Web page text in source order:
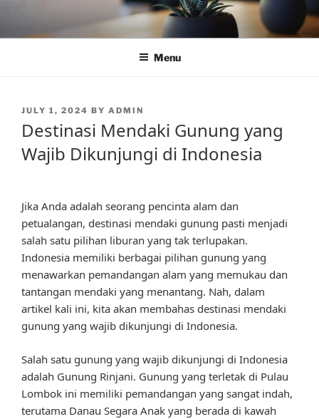
content
Menu
POSTED
JULY 1, 2024 BY ADMIN
Destinasi Mendaki Gunung yang
Wajib Dikunjungi di Indonesia
Jika Anda adalah seorang pencinta alam dan
petualangan, destinasi mendaki gunung pasti menjadi
salah satu pilihan liburan yang tak terlupakan.
Indonesia memiliki berbagai pilihan gunung yang
menawarkan pemandangan alam yang memukau dan
tantangan mendaki yang menantang. Nah, dalam
artikel kali ini, kita akan membahas destinasi mendaki
gunung yang wajib dikunjungi di Indonesia.
Salah satu gunung yang wajib dikunjungi di Indonesia
adalah Gunung Rinjani. Gunung yang terletak di Pulau
Lombok ini memiliki pemandangan yang sangat indah,
terutama Danau Segara Anak yang berada di kawah